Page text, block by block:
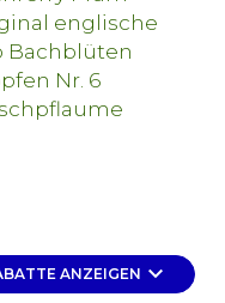
ANZEIGEN keyboard_arrow_down